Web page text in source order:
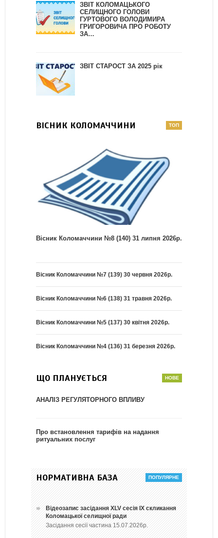
ЗВІТ КОЛОМАЦЬКОГО
СЕЛИЩНОГО ГОЛОВИ
ГУРТОВОГО ВОЛОДИМИРА
ГРИГОРОВИЧА ПРО РОБОТУ
ЗА…
ЗВІТ СТАРОСТ ЗА 2025 рік
ВІСНИК КОЛОМАЧЧИНИ
Вісник Коломаччини №8 (140) 31 липня 2026р.
Вісник Коломаччини №7 (139) 30 червня 2026р.
Вісник Коломаччини №6 (138) 31 травня 2026р.
Вісник Коломаччини №5 (137) 30 квітня 2026р.
Вісник Коломаччини №4 (136) 31 березня 2026р.
ЩО ПЛАНУЄТЬСЯ
АНАЛІЗ РЕГУЛЯТОРНОГО ВПЛИВУ
Про встановлення тарифів на надання
ритуальних послуг
НОРМАТИВНА БАЗА
Відеозапис засідання ХLV сесія ІХ скликання
Коломацької селищної ради
Засідання сесії частина 15.07.2026р.